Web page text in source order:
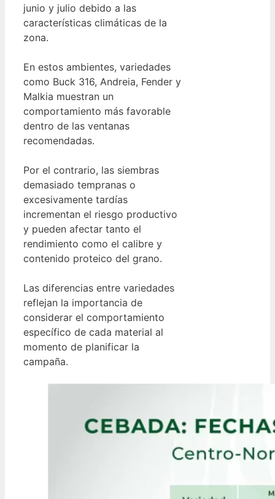
junio y julio debido a las
características climáticas de la
zona.
En estos ambientes, variedades
como Buck 316, Andreia, Fender y
Malkia muestran un
comportamiento más favorable
dentro de las ventanas
recomendadas.
Por el contrario, las siembras
demasiado tempranas o
excesivamente tardías
incrementan el riesgo productivo
y pueden afectar tanto el
rendimiento como el calibre y
contenido proteico del grano.
Las diferencias entre variedades
reflejan la importancia de
considerar el comportamiento
específico de cada material al
momento de planificar la
campaña.